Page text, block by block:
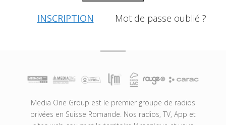
INSCRIPTION Mot de passe oublié ?
Media One Group est le premier groupe de radios
privées en Suisse Romande. Nos radios, TV, App et